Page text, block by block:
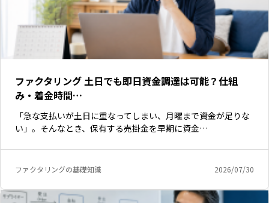
ファクタリング 土日でも即日資金調達は可能？仕組
み・着金時間…
「急な支払いが土日に重なってしまい、月曜まで資金が足りな
い」。そんなとき、保有する売掛金を早期に資金…
ファクタリングの基礎知識 2026/07/30